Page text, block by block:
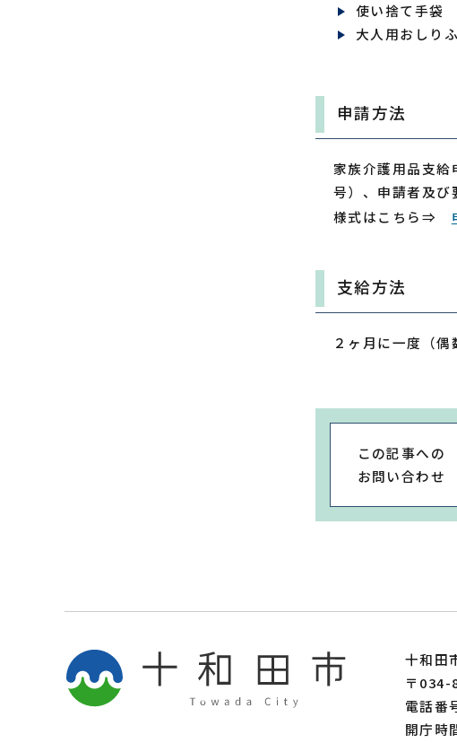
使い捨て手袋
大人用おしり
申請方法
家族介護用品支
号）、申請者及び
様式はこちら⇒
支給方法
２ヶ月に一度（
この記事への
お問い合わせ
十和田
〒
電話番
開庁時